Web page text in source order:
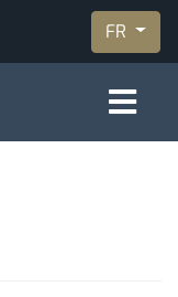
nous
et ses alentours
FR